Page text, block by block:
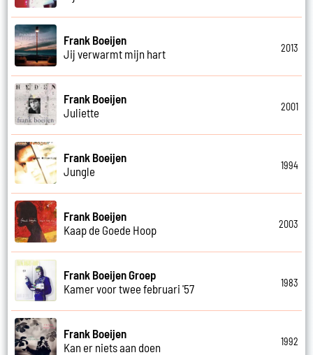
Frank Boeijen
Jij verwarmt mijn hart
2013
Frank Boeijen
Juliette
2001
Frank Boeijen
Jungle
1994
Frank Boeijen
Kaap de Goede Hoop
2003
Frank Boeijen Groep
Kamer voor twee februari '57
1983
Frank Boeijen
Kan er niets aan doen
1992